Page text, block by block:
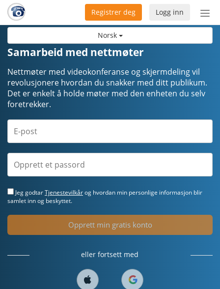
Norsk
Bytt
Logg inn
Registrer deg
Samarbeid med nettmøter
Nettmøter med videokonferanse og skjermdeling vil
revolusjonere hvordan du snakker med ditt publikum.
Det er enkelt å holde møter med den enheten du selv
foretrekker.
Jeg godtarTjenestevilkårog hvordan min personlige informasjon blir
samlet inn og beskyttet.
Opprett min gratis konto
eller fortsett med